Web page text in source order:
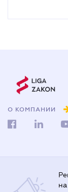
О КОМПАНИИ
на